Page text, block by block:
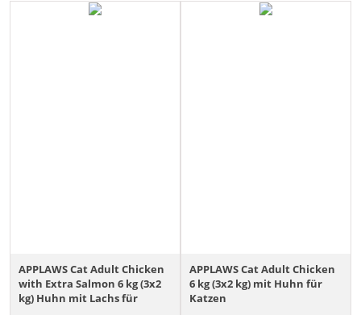
APPLAWS Cat Adult Chicken
with Extra Salmon 6 kg (3x2
kg) Huhn mit Lachs für
APPLAWS Cat Adult Chicken
6 kg (3x2 kg) mit Huhn für
Katzen